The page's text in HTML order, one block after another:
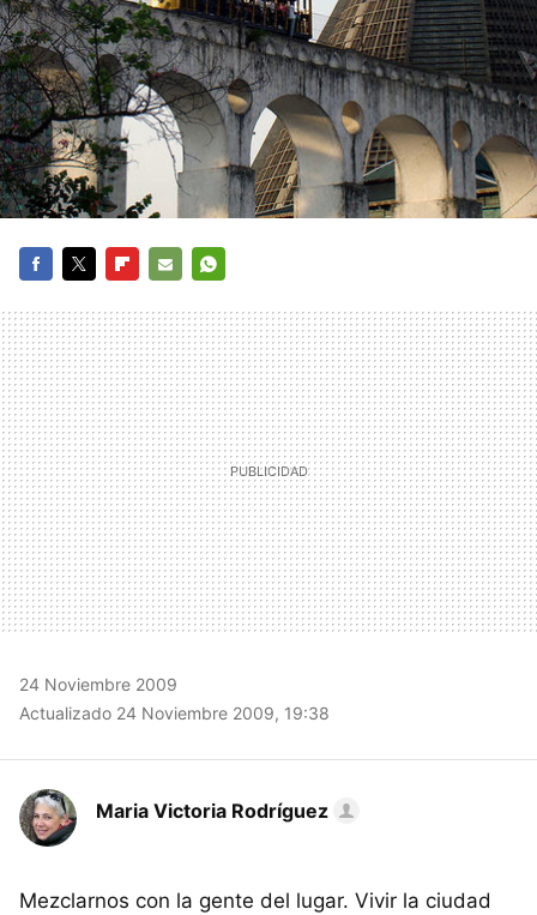
MAIL
24 Noviembre 2009
Actualizado 24 Noviembre 2009, 19:38
Maria Victoria Rodríguez
Mezclarnos con la gente del lugar. Vivir la ciudad